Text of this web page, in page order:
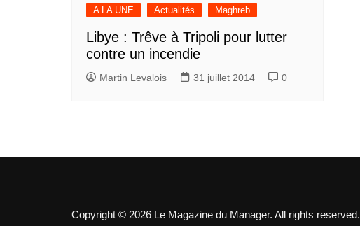
A LA UNE Actualités Maghreb
Libye : Trêve à Tripoli pour lutter
contre un incendie
Martin Levalois 31 juillet 2014 0
Copyright © 2026 Le Magazine du Manager. All rights reserved.